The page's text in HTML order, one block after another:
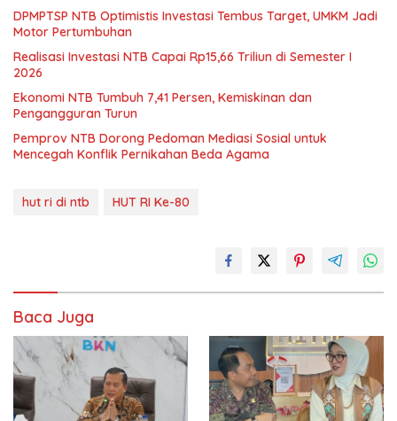
DPMPTSP NTB Optimistis Investasi Tembus Target, UMKM Jadi
Motor Pertumbuhan
Realisasi Investasi NTB Capai Rp15,66 Triliun di Semester I
2026
Ekonomi NTB Tumbuh 7,41 Persen, Kemiskinan dan
Pengangguran Turun
Pemprov NTB Dorong Pedoman Mediasi Sosial untuk
Mencegah Konflik Pernikahan Beda Agama
hut ri di ntb HUT RI Ke-80
Baca Juga